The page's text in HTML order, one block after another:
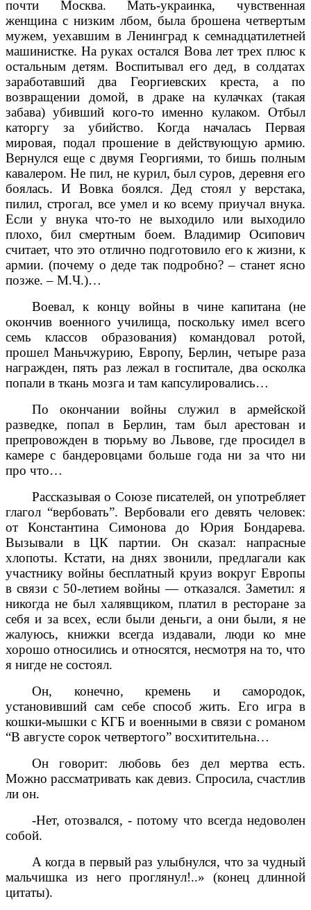
почти Москва. Мать-украинка, чувственная
женщина с низким лбом, была брошена четвертым
мужем, уехавшим в Ленинград к семнадцатилетней
машинистке. На руках остался Вова лет трех плюс к
остальным детям. Воспитывал его дед, в солдатах
заработавший два Георгиевских креста, а по
возвращении домой, в драке на кулачках (такая
забава) убивший кого-то именно кулаком. Отбыл
каторгу за убийство. Когда началась Первая
мировая, подал прошение в действующую армию.
Вернулся еще с двумя Георгиями, то бишь полным
кавалером. Не пил, не курил, был суров, деревня его
боялась. И Вовка боялся. Дед стоял у верстака,
пилил, строгал, все умел и ко всему приучал внука.
Если у внука что-то не выходило или выходило
плохо, бил смертным боем. Владимир Осипович
считает, что это отлично подготовило его к жизни, к
армии. (почему о деде так подробно? – станет ясно
позже. – М.Ч.)…
Воевал, к концу войны в чине капитана (не
окончив военного училища, поскольку имел всего
семь классов образования) командовал ротой,
прошел Маньчжурию, Европу, Берлин, четыре раза
награжден, пять раз лежал в госпитале, два осколка
попали в ткань мозга и там капсулировались…
По окончании войны служил в армейской
разведке, попал в Берлин, там был арестован и
препровожден в тюрьму во Львове, где просидел в
камере с бандеровцами больше года ни за что ни
про что…
Рассказывая о Союзе писателей, он употребляет
глагол “вербовать”. Вербовали его девять человек:
от Константина Симонова до Юрия Бондарева.
Вызывали в ЦК партии. Он сказал: напрасные
хлопоты. Кстати, на днях звонили, предлагали как
участнику войны бесплатный круиз вокруг Европы
в связи с 50-летием войны — отказался. Заметил: я
никогда не был халявщиком, платил в ресторане за
себя и за всех, если были деньги, а они были, я не
жалуюсь, книжки всегда издавали, люди ко мне
хорошо относились и относятся, несмотря на то, что
я нигде не состоял.
Он, конечно, кремень и самородок,
установивший сам себе способ жить. Его игра в
кошки-мышки с КГБ и военными в связи с романом
“В августе сорок четвертого” восхитительна…
Он говорит: любовь без дел мертва есть.
Можно рассматривать как девиз. Спросила, счастлив
ли он.
-Нет, отозвался, - потому что всегда недоволен
собой.
А когда в первый раз улыбнулся, что за чудный
мальчишка из него проглянул!..» (конец длинной
цитаты).